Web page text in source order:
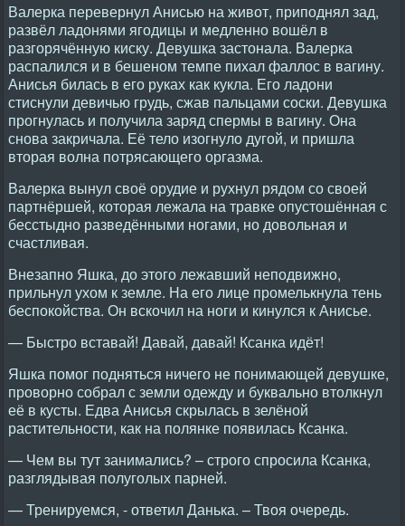
Валерка перевернул Анисью на живот, приподнял зад,
развёл ладонями ягодицы и медленно вошёл в
разгорячённую киску. Девушка застонала. Валерка
распалился и в бешеном темпе пихал фаллос в вагину.
Анисья билась в его руках как кукла. Его ладони
стиснули девичью грудь, сжав пальцами соски. Девушка
прогнулась и получила заряд спермы в вагину. Она
снова закричала. Её тело изогнуло дугой, и пришла
вторая волна потрясающего оргазма.
Валерка вынул своё орудие и рухнул рядом со своей
партнёршей, которая лежала на травке опустошённая с
бесстыдно разведёнными ногами, но довольная и
счастливая.
Внезапно Яшка, до этого лежавший неподвижно,
прильнул ухом к земле. На его лице промелькнула тень
беспокойства. Он вскочил на ноги и кинулся к Анисье.
— Быстро вставай! Давай, давай! Ксанка идёт!
Яшка помог подняться ничего не понимающей девушке,
проворно собрал с земли одежду и буквально втолкнул
её в кусты. Едва Анисья скрылась в зелёной
растительности, как на полянке появилась Ксанка.
— Чем вы тут занимались? – строго спросила Ксанка,
разглядывая полуголых парней.
— Тренируемся, - ответил Данька. – Твоя очередь.